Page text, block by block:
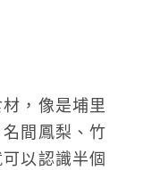
，像是埔里
間鳳梨、竹
以認識半個